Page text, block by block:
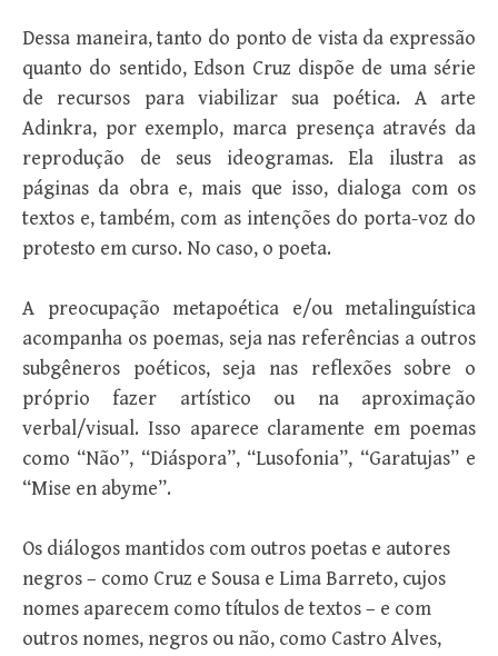
Dessa maneira, tanto do ponto de vista da expressão
quanto do sentido, Edson Cruz dispõe de uma série
de recursos para viabilizar sua poética. A arte
Adinkra, por exemplo, marca presença através da
reprodução de seus ideogramas. Ela ilustra as
páginas da obra e, mais que isso, dialoga com os
textos e, também, com as intenções do porta-voz do
protesto em curso. No caso, o poeta.
A preocupação metapoética e/ou metalinguística
acompanha os poemas, seja nas referências a outros
subgêneros poéticos, seja nas reflexões sobre o
próprio fazer artístico ou na aproximação
verbal/visual. Isso aparece claramente em poemas
como “Não”, “Diáspora”, “Lusofonia”, “Garatujas” e
“Mise en abyme”.
Os diálogos mantidos com outros poetas e autores
negros – como Cruz e Sousa e Lima Barreto, cujos
nomes aparecem como títulos de textos – e com
outros nomes, negros ou não, como Castro Alves,